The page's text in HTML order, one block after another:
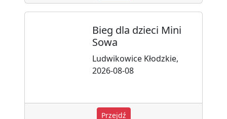
Bieg dla dzieci Mini
Sowa
Ludwikowice Kłodzkie,
2026-08-08
Przejdź